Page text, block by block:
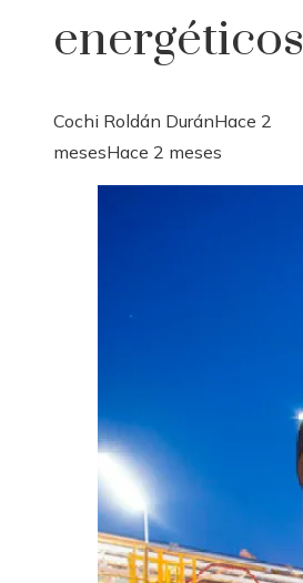
energéticos
Cochi Roldán DuránHace 2
mesesHace 2 meses